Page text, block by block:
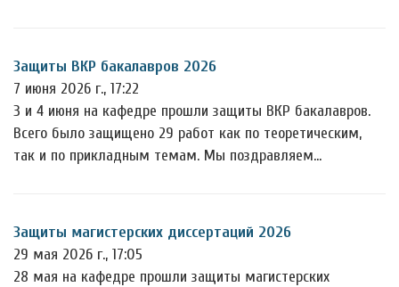
Защиты ВКР бакалавров 2026
7 июня 2026 г., 17:22
3 и 4 июня на кафедре прошли защиты ВКР бакалавров.
Всего было защищено 29 работ как по теоретическим,
так и по прикладным темам. Мы поздравляем…
Защиты магистерских диссертаций 2026
29 мая 2026 г., 17:05
28 мая на кафедре прошли защиты магистерских